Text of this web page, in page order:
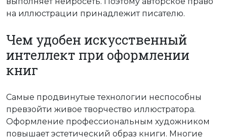
на иллюстрации принадлежит писателю.
Чем удобен искусственный
интеллект при оформлении
книг
Самые продвинутые технологии неспособны
превзойти живое творчество иллюстратора.
Оформление профессиональным художником
повышает эстетический образ книги. Многие